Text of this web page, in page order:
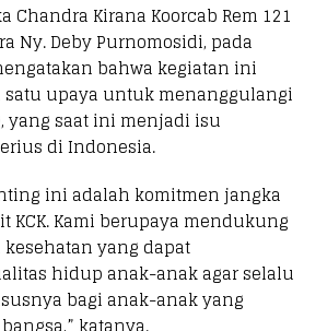
Chandra Kirana Koorcab Rem 121
Ny. Deby Purnomosidi, pada
bahwa kegiatan ini
upaya untuk menanggulangi
yang saat ini menjadi isu
di Indonesia.
ini adalah komitmen jangka
KCK. Kami berupaya mendukung
yang dapat
hidup anak-anak agar selalu
bagi anak-anak yang